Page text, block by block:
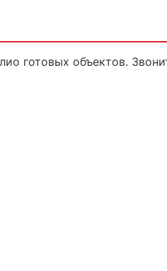
готовых объектов.